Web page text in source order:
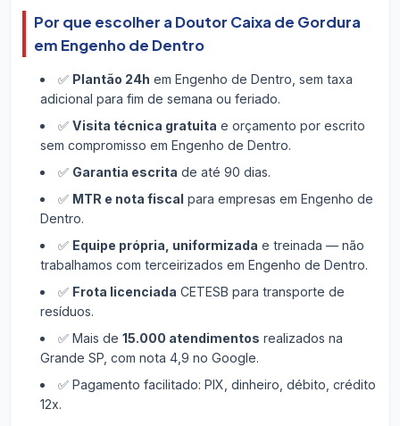
Por que escolher a Doutor Caixa de Gordura
em Engenho de Dentro
✅ Plantão 24h em Engenho de Dentro, sem taxa
adicional para fim de semana ou feriado.
✅ Visita técnica gratuita e orçamento por escrito
sem compromisso em Engenho de Dentro.
✅ Garantia escrita de até 90 dias.
✅ MTR e nota fiscal para empresas em Engenho de
Dentro.
✅ Equipe própria, uniformizada e treinada — não
trabalhamos com terceirizados em Engenho de Dentro.
✅ Frota licenciada CETESB para transporte de
resíduos.
✅ Mais de 15.000 atendimentos realizados na
Grande SP, com nota 4,9 no Google.
✅ Pagamento facilitado: PIX, dinheiro, débito, crédito
12x.